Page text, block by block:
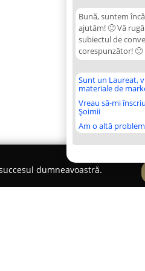
Bună, suntem
ajutăm! 🙂 Vă
subiectul de
corespunzător! 🙂
Sunt un Laureat,
materiale de
Vreau să-mi
Șoimii
Am o altă
dumneavoastră.